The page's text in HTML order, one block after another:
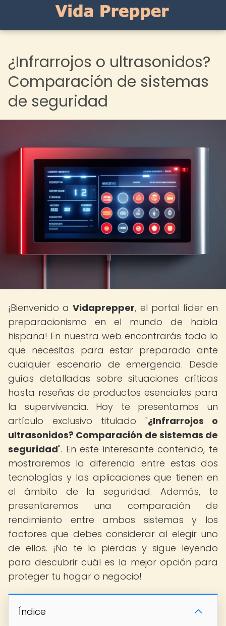
¿Infrarrojos o ultrasonidos?
Comparación de sistemas
de seguridad
¡Bienvenido aVidaprepper, el portal líder en
preparacionismo en el mundo de habla
hispana! En nuestra web encontrarás todo lo
que necesitas para estar preparado ante
cualquier escenario de emergencia. Desde
guías detalladas sobre situaciones críticas
hasta reseñas de productos esenciales para
la supervivencia. Hoy te presentamos un
artículo exclusivo titulado "¿Infrarrojos o
ultrasonidos? Comparación de sistemas de
seguridad". En este interesante contenido, te
mostraremos la diferencia entre estas dos
tecnologías y las aplicaciones que tienen en
el ámbito de la seguridad. Además, te
presentaremos una comparación de
rendimiento entre ambos sistemas y los
factores que debes considerar al elegir uno
de ellos. ¡No te lo pierdas y sigue leyendo
para descubrir cuál es la mejor opción para
proteger tu hogar o negocio!
Índice